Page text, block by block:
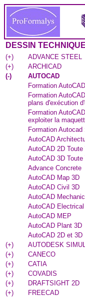
DESSIN
(+)
ADVANCE STEEL
(+)
ARCHICAD
(-)
AUTOCAD
Formation
Formation
plans d'exécution
Formation
exploiter la
Formation
AutoCAD
AutoCAD 2D Toute
AutoCAD 3D Toute
Advance Concrete
AutoCAD Map 3D
AutoCAD Civil 3D
AutoCAD
AutoCAD Electrical
AutoCAD MEP
AutoCAD Plant 3D
AutoCAD 2D et 3D
(+)
AUTODESK
(+)
CANECO
(+)
CATIA
(+)
COVADIS
(+)
DRAFTSIGHT 2D
(+)
FREECAD